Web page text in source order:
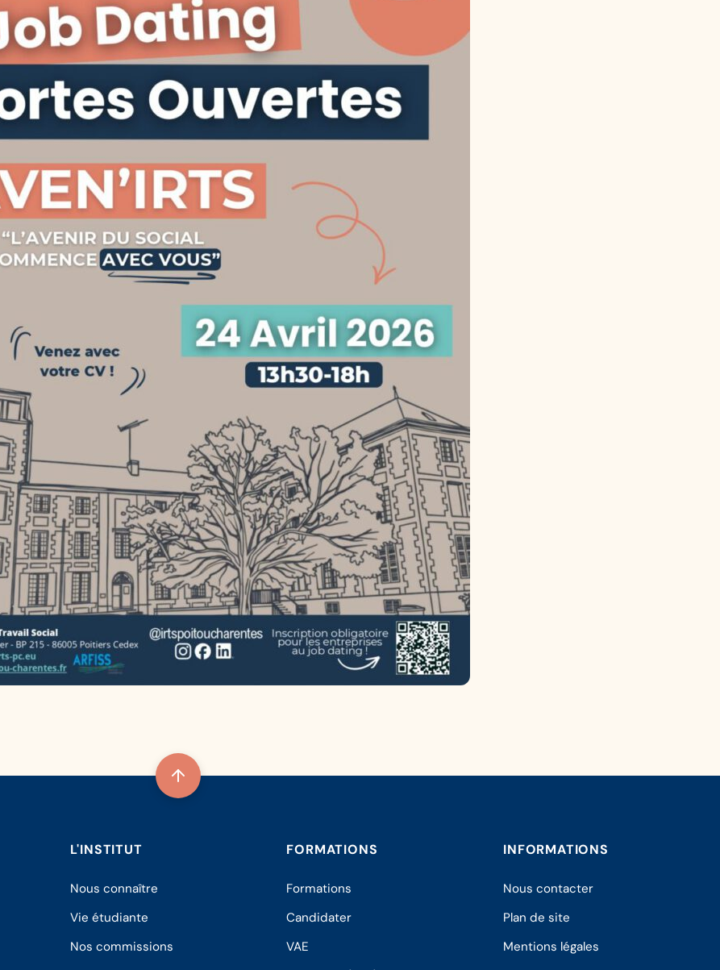
L'INSTITUT
Nous connaître
Vie étudiante
Nos commissions
FORMATIONS
Formations
Candidater
VAE
INFORMATIONS
Nous contacter
Plan de site
Mentions légales